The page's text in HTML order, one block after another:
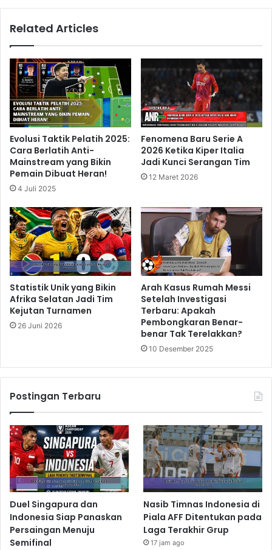
Related Articles
Evolusi Taktik Pelatih 2025:
Cara Berlatih Anti-
Mainstream yang Bikin
Pemain Dibuat Heran!
4 Juli 2025
Fenomena Baru Serie A
2026 Ketika Kiper Italia
Jadi Kunci Serangan Tim
12 Maret 2026
Statistik Unik yang Bikin
Afrika Selatan Jadi Tim
Kejutan Turnamen
26 Juni 2026
Arah Kasus Rumah Messi
Setelah Investigasi
Terbaru: Apakah
Pembongkaran Benar-
benar Tak Terelakkan?
10 Desember 2025
Postingan Terbaru
Duel Singapura dan
Indonesia Siap Panaskan
Persaingan Menuju
Semifinal
Nasib Timnas Indonesia di
Piala AFF Ditentukan pada
Laga Terakhir Grup
17 jam ago